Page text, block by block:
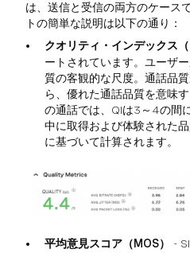
は、送信と受信の両方のケース
トの簡単な説明は以下の通り：
クオリティ・インデックス（
ートされています。ユーザ
質の客観的な尺度。通話品
ら、優れた通話品質を意味
の通話では、QIは3～4の間
中に取得および体験された
に基づいて計算されます。
平均意見スコア（MOS）
-